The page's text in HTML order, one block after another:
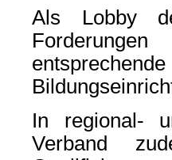
Als Lobby
In regional-
Verband